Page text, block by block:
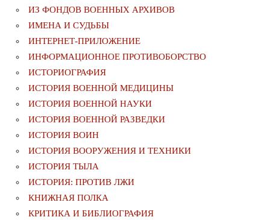
ИЗ ФОНДОВ ВОЕННЫХ АРХИВОВ
ИМЕНА И СУДЬБЫ
ИНТЕРНЕТ-ПРИЛОЖЕНИЕ
ИНФОРМАЦИОННОЕ ПРОТИВОБОРСТВО
ИСТОРИОГРАФИЯ
ИСТОРИЯ ВОЕННОЙ МЕДИЦИНЫ
ИСТОРИЯ ВОЕННОЙ НАУКИ
ИСТОРИЯ ВОЕННОЙ РАЗВЕДКИ
ИСТОРИЯ ВОИН
ИСТОРИЯ ВООРУЖЕНИЯ И ТЕХНИКИ
ИСТОРИЯ ТЫЛА
ИСТОРИЯ: ПРОТИВ ЛЖИ
КНИЖНАЯ ПОЛКА
КРИТИКА И БИБЛИОГРАФИЯ